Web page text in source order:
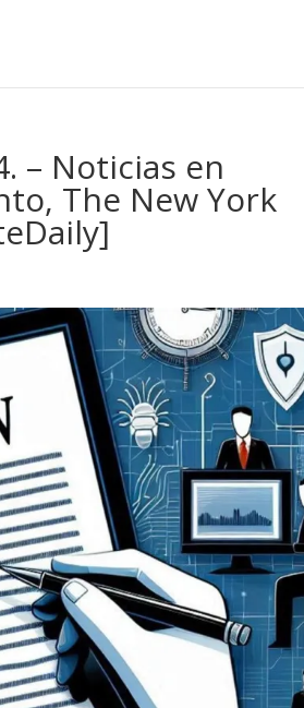
– Noticias en
The New York